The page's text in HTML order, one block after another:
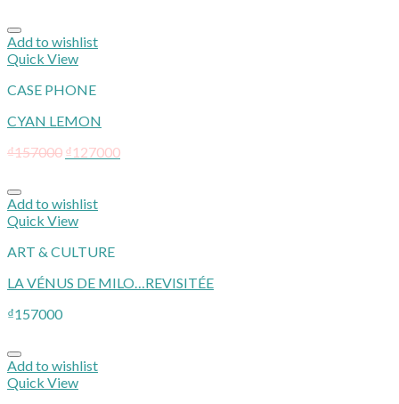
Add to wishlist
Quick View
CASE PHONE
CYAN LEMON
₫157000 ₫127000
Add to wishlist
Quick View
ART & CULTURE
LA VÉNUS DE MILO…REVISITÉE
₫157000
Add to wishlist
Quick View